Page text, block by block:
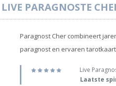
LIVE PARAGNOSTE
Paragnost Cher combineert
paragnost en ervaren
Live
Laatste